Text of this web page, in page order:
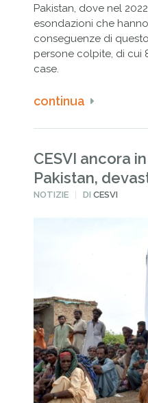
Pakistan, dove nel
esondazioni che
conseguenze di
persone colpite, di cui
case.
continua
CESVI ancora
Pakistan,
PUBBLICATO
NOTIZIE DICESVI